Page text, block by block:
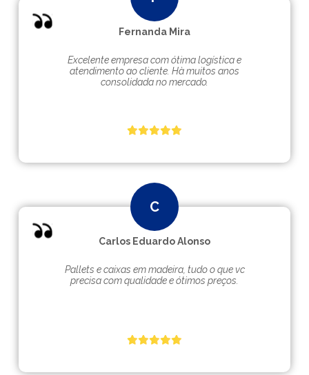
Fernanda Mira
Excelente empresa com ótima logística e
atendimento ao cliente. Hà muitos anos
consolidada no mercado.
Carlos Eduardo Alonso
Pallets e caixas em madeira, tudo o que vc
precisa com qualidade e ótimos preços.